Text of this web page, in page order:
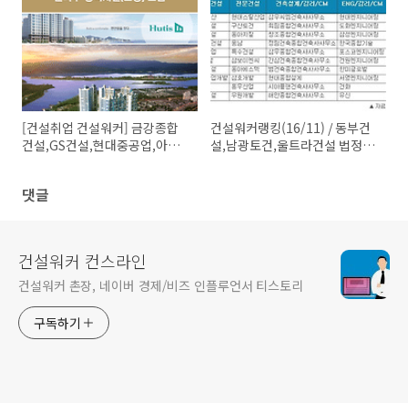
[건설취업 건설워커] 금강종합
건설,GS건설,현대중공업,아주
건설워커랭킹(16/11) / 동부건
설,남광토건,울트라건설 법정관
댓글
건설워커 컨스라인
건설워커 촌장, 네이버 경제/비즈 인플루언서 티스토리
구독하기